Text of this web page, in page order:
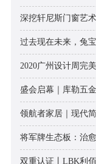
深挖轩尼斯门窗艺
过去现在未来，兔
2020广州设计周完
盛会启幕｜库勒五
领航者家居｜现代
将军牌生态板：治
双重认证丨LBK利